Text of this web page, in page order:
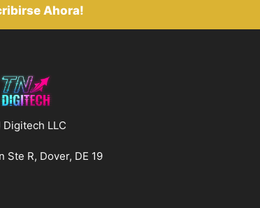
Ahora!
Digitech LLC
Ste R, Dover, DE 19